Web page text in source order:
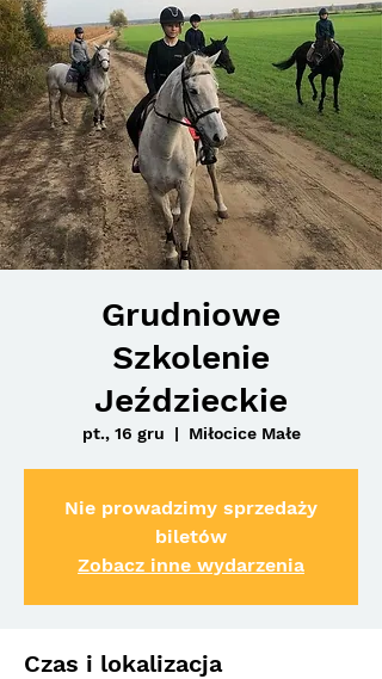
Grudniowe
Szkolenie
Jeździeckie
pt., 16 gru
  |
Miłocice Małe
Nie prowadzimy sprzedaży
biletów
Zobacz inne wydarzenia
Czas i lokalizacja